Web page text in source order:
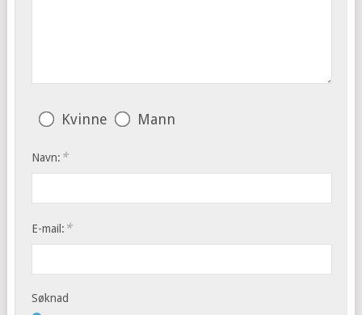
Kvinne Mann
Navn: *
E-mail: *
Søknad